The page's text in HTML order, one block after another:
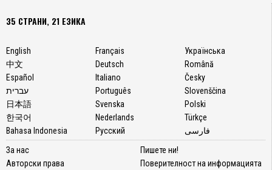
35 СТРАНИ, 21 ЕЗИКА
English
中文
Español
עברית
日本語
한국어
Bahasa Indonesia
Français
Deutsch
Italiano
Português
Svenska
Nederlands
Русский
Українська
Română
Česky
Slovenščina
Polski
Türkçe
فارسی
За нас
Авторски права
Пишете ни!
Поверителност на информацията